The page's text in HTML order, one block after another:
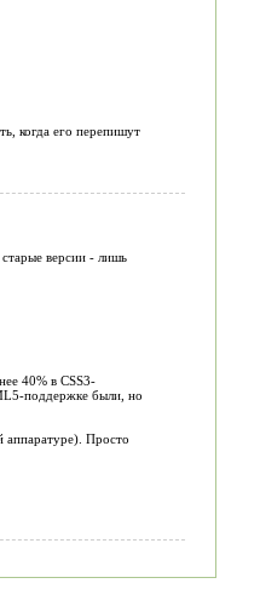
когда его перепишут
версии - лишь
40% в CSS3-
поддержке были, но
аппаратуре). Просто